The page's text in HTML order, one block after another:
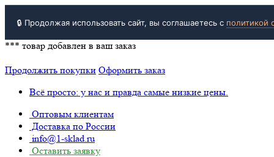
🔒 Продолжая использовать сайт, вы соглашаетесь с политикой
*** товар добавлен в ваш заказ
Продолжить покупки Оформить заказ
Всё просто: у нас и правда самые низкие цены.
Оптовым клиентам
Доставка по России
info@1-sklad.ru
Оставить заявку